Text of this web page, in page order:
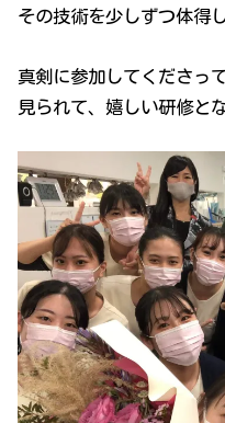
その技術を少しずつ体得
真剣に参加してくださっ
見られて、嬉しい研修と